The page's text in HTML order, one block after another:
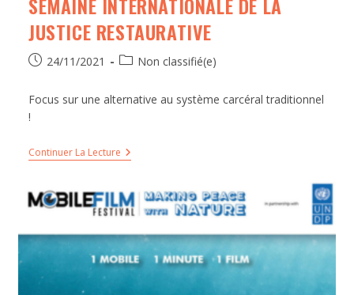
JUSTICE RESTAURATIVE
24/11/2021 Non classifié(e)
Focus sur une alternative au système carcéral traditionnel
!
Continuer La Lecture